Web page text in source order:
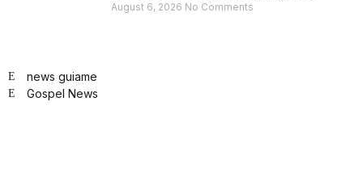
August 6, 2026 No Comments
news guiame
Gospel News